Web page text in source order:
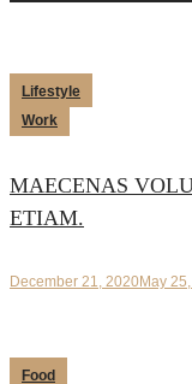
Lifestyle
Work
MAECENAS
ETIAM.
December 21, 2020May
Food